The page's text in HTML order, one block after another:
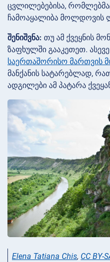
ცვლილებებისა,
ჩამოაყალიბა მოლდოვის
შენიშვნა: თუ ამ ქვეყნის
ზაფხულში გააკეთეთ.
საერთაშორისო მართვის
მანქანის სატარებლად,
ადგილები ამ პატარა
Elena Tatiana Chis, CC BY-